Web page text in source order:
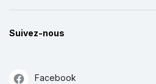
Suivez-nous
Facebook